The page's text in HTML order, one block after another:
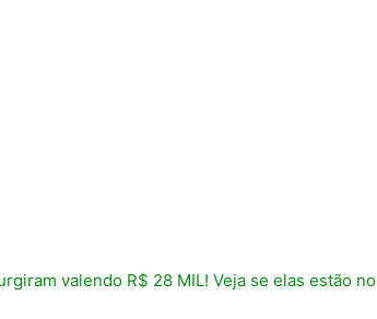
valendo R$ 28 MIL! Veja se elas estão no